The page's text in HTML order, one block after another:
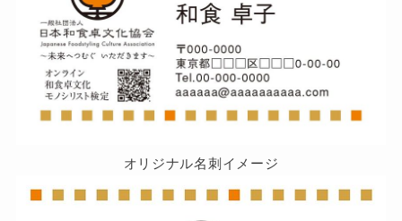
オリジナル名刺イメージ